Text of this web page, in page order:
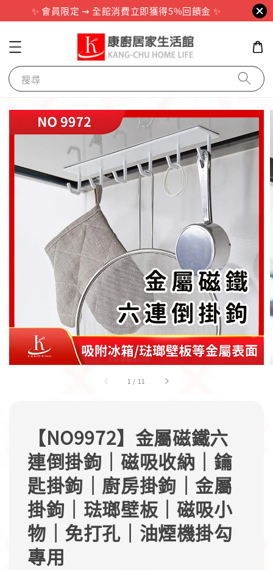
✨ 會員限定 ⇝ 全館消費立即獲得5%回饋金 ✨
搜尋
1 / 11
【NO9972】金屬磁鐵六
連倒掛鉤｜磁吸收納｜鑰
匙掛鉤｜廚房掛鉤｜金屬
掛鉤｜琺瑯壁板｜磁吸小
物｜免打孔｜油煙機掛勾
專用